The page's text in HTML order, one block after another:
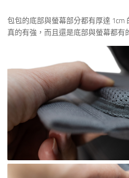
包包的底部與螢幕部分都有厚達 1cm
真的有強，而且還是底部與螢幕都有